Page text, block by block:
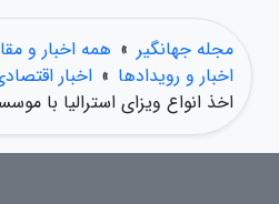
مجله جهانگیر » همه اخبار و
اخبار و رویدادها » اخبار
اخذ انواع ویزای استرالیا با